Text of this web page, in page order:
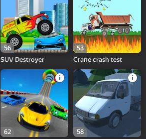
56
SUV Destroyer
53
Crane crash test
62
58